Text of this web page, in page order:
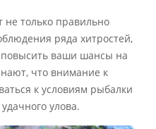
не только правильно
ряда хитростей,
повысить ваши шансы на
что внимание к
к условиям рыбалки
улова.